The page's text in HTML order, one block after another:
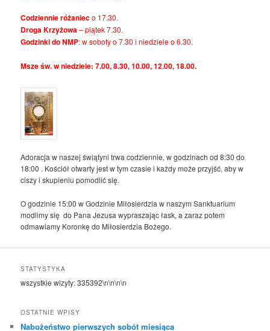
Codziennie różanieco 17.30.
Droga Krzyżowa– piątek 7.30.
Godzinki do NMP: w soboty o 7.30 i niedziele o 6.30.
Msze św. w niedziele: 7.00, 8.30, 10.00, 12.00, 18.00.
Adoracja w naszej świątyni trwa codziennie, w godzinach od 8:30 do
18:00 . Kościół otwarty jest w tym czasie i każdy może przyjść, aby w
ciszy i skupieniu pomodlić się.
O godzinie 15:00 w Godzinie Miłosierdzia w naszym Sanktuarium
modlimy się do Pana Jezusa wypraszając łask, a zaraz potem
odmawiamy Koronkę do Miłosierdzia Bożego.
STATYSTYKA
wszystkie wizyty:335392\n\n\n\n
OSTATNIE WPISY
Nabożeństwo pierwszych sobót miesiąca